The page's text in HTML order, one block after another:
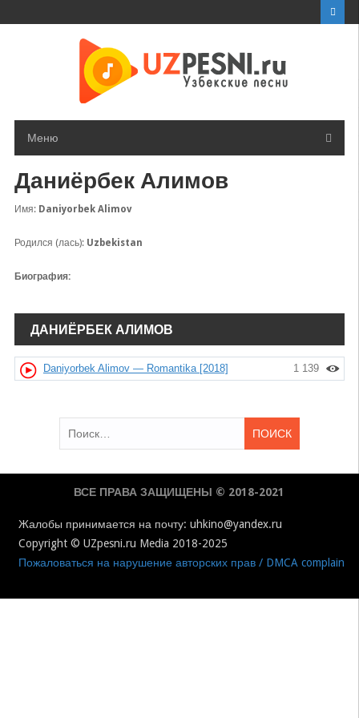
Меню
Даниёрбек Алимов
Имя: Daniyorbek Alimov
Родился (лась): Uzbekistan
Биография:
ДАНИЁРБЕК АЛИМОВ
1 139
Daniyorbek Alimov — Romantika [2018]
ВСЕ ПРАВА ЗАЩИЩЕНЫ © 2018-2021
Жалобы принимается на почту: uhkino@yandex.ru
Copyright © UZpesni.ru Media 2018-2025
Пожаловаться на нарушение авторских прав / DMCA complain